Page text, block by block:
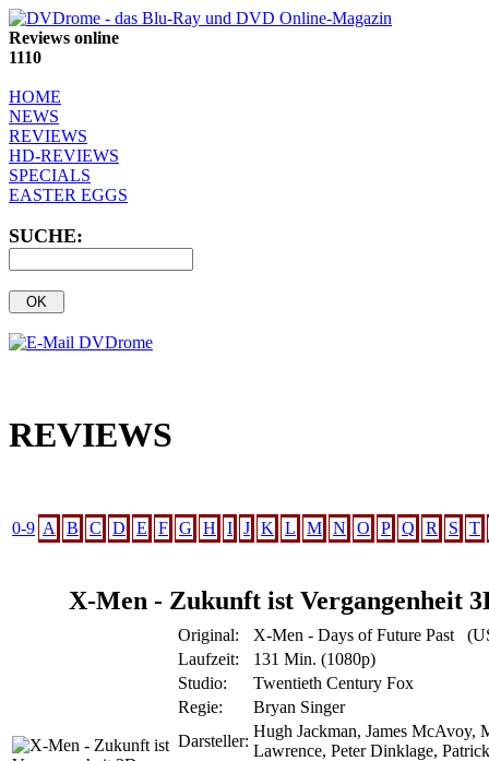
Reviews online
1110
HOME
NEWS
REVIEWS
HD-REVIEWS
SPECIALS
EASTER EGGS
SUCHE:
REVIEWS
0-9 A B C D E F G H I J K L M N O P Q R S T
X-Men - Zukunft ist Vergangenheit
Original:
X-Men - Days of Future Past
Laufzeit:
131 Min. (1080p)
Studio:
Twentieth Century Fox
Regie:
Bryan Singer
Darsteller:
Hugh Jackman, James McAvoy,
Lawrence, Peter Dinklage,